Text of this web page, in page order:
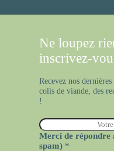
Ne loupez
inscrivez-
Recevez nos
colis de viande, des
!
E
m
Merci de répondre
spam) *